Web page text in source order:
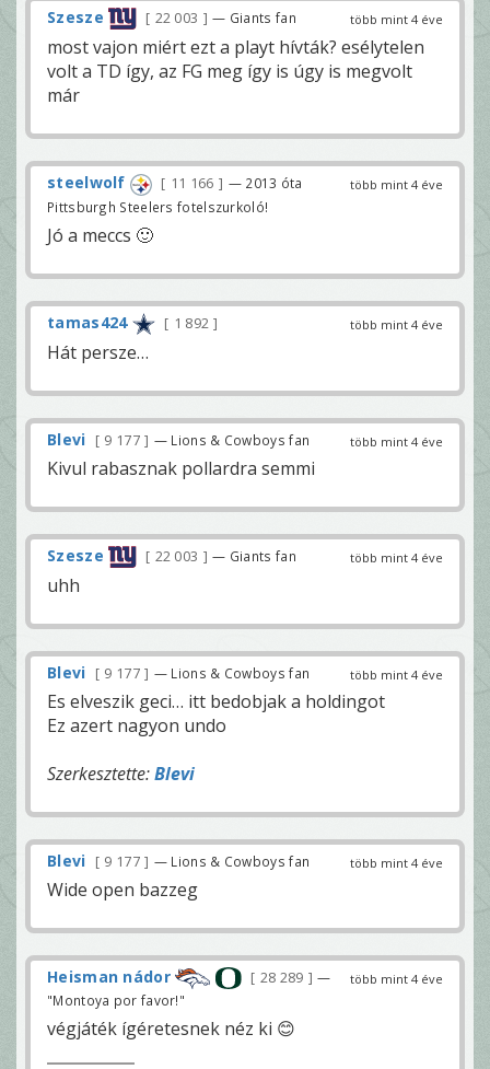
több mint 4 éve
Szesze 22 003 — Giants fan
most vajon miért ezt a playt hívták? esélytelen
volt a TD így, az FG meg így is úgy is megvolt
már
több mint 4 éve
steelwolf 11 166
— 2013 óta
Pittsburgh Steelers fotelszurkoló!
Jó a meccs 🙂
több mint 4 éve
tamas424 1 892
Hát persze…
több mint 4 éve
Blevi 9 177 — Lions & Cowboys fan
Kivul rabasznak pollardra semmi
több mint 4 éve
Szesze 22 003 — Giants fan
uhh
több mint 4 éve
Blevi 9 177 — Lions & Cowboys fan
Es elveszik geci… itt bedobjak a holdingot
Ez azert nagyon undo
Szerkesztette:Blevi
több mint 4 éve
Blevi 9 177 — Lions & Cowboys fan
Wide open bazzeg
több mint 4 éve
Heisman nádor 28 289
—
"Montoya por favor!"
végjáték ígéretesnek néz ki 😊